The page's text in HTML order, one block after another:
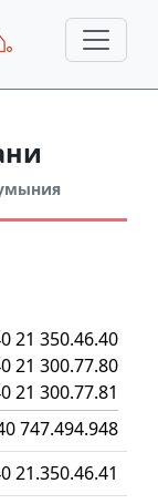
21 350.46.40
21 300.77.80
21 300.77.81
747.494.948
21.350.46.41